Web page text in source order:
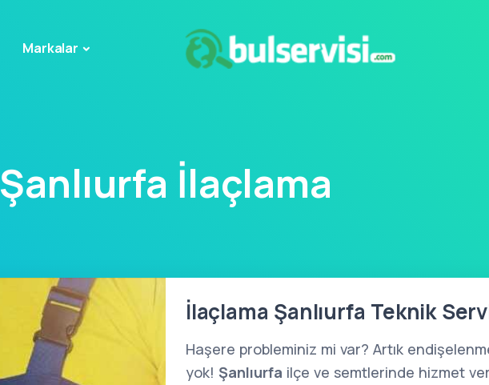
Markalar
Şanlıurfa İlaçlama
İlaçlama Şanlıurfa Teknik
Haşere probleminiz mi var? Artık
yok! Şanlıurfa ilçe ve semtlerinde hizmet